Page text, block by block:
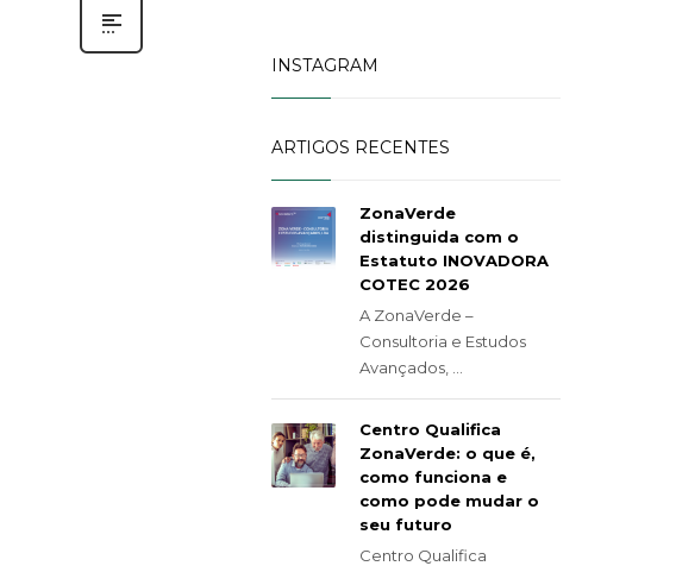
INSTAGRAM
ARTIGOS RECENTES
ZonaVerde
distinguida com o
Estatuto INOVADORA
COTEC 2026
A ZonaVerde –
Consultoria e Estudos
Avançados, ...
Centro Qualifica
ZonaVerde: o que é,
como funciona e
como pode mudar o
seu futuro
Centro Qualifica